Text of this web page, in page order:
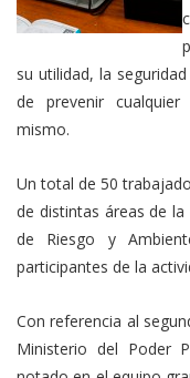
su utilidad, la
de prevenir
mismo.
Un total de 50
de distintas áreas de
de Riesgo y
participantes de la
Con referencia al
Ministerio del Poder